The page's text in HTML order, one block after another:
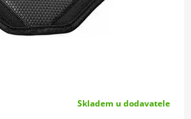
Skladem u dodavatele